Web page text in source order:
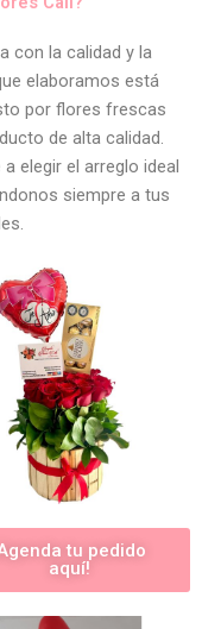
con la calidad y la
elaboramos está
por flores frescas
de alta calidad.
elegir el arreglo ideal
siempre a tus
tu pedido
aquí!